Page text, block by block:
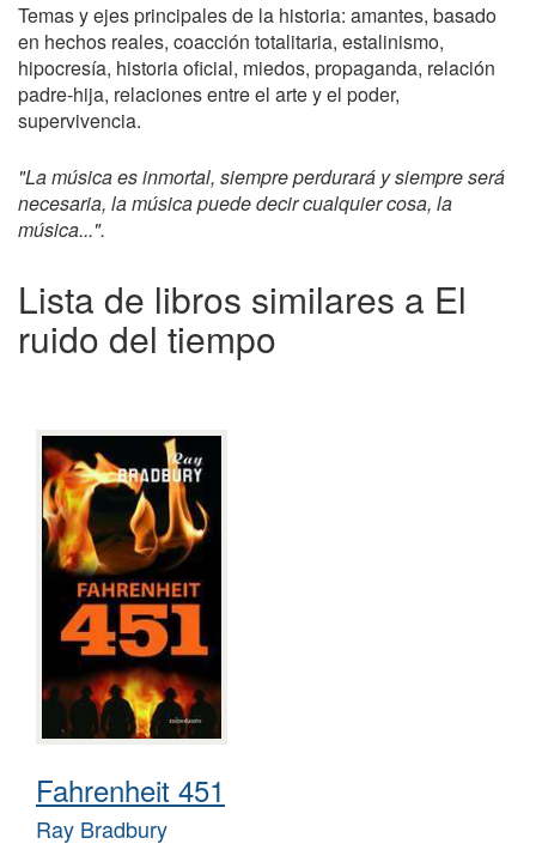
Temas y ejes principales de la historia: amantes, basado
en hechos reales, coacción totalitaria, estalinismo,
hipocresía, historia oficial, miedos, propaganda, relación
padre-hija, relaciones entre el arte y el poder,
supervivencia.
"La música es inmortal, siempre perdurará y siempre será
necesaria, la música puede decir cualquier cosa, la
música...".
Lista de libros similares a El
ruido del tiempo
Fahrenheit 451
Ray Bradbury